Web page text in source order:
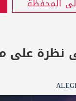
المحفظة
نظرة على